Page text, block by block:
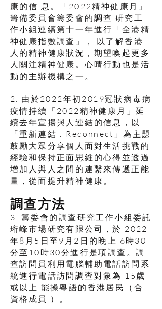
康的信 息。「2022精神健康月」
籌備委員會籌委會的調查 研究工
作小組連續第十一年進行「全港精
神健康指數調查」， 以了解香港
人的精神健康狀況，期望喚起更多
人關注精神健康。心晴行動也是活
動的主辦機構之一。
2. 由於2022年初2019冠狀病毒病
疫情持續「2022精神健康月」延
續去年宣揚與人連結的信息，以
「重新連結．Reconnect」為主題
鼓勵大眾分享個人面對生活挑戰的
經驗和保持正面思維的心得並透過
增加人與人之間的連繫來傳遞正能
量，從而提升精神健康。
調查方法
3. 籌委會的調查研究工作小組委託
珩峰市場研究有限公司，於 2022
年8月5日至9月2日的晚上 6時30
分至10時30分進行是項調查。調
查訪問員利用電腦輔助電話訪問系
統進行電話訪問調查對象為 15歲
或以上 能操粵語的香港居民（合
資格成員 ）。